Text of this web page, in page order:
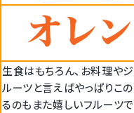
生食はもちろん、お料理や
ルーツと言えばやっぱりこ
るのもまた嬉しいフルーツで